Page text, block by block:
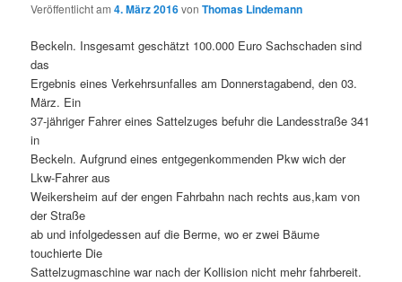
Veröffentlicht am4. März 2016vonThomas Lindemann
Beckeln. Insgesamt geschätzt 100.000 Euro Sachschaden sind
das
Ergebnis eines Verkehrsunfalles am Donnerstagabend, den 03.
März. Ein
37-jähriger Fahrer eines Sattelzuges befuhr die Landesstraße 341
in
Beckeln. Aufgrund eines entgegenkommenden Pkw wich der
Lkw-Fahrer aus
Weikersheim auf der engen Fahrbahn nach rechts aus,kam von
der Straße
ab und infolgedessen auf die Berme, wo er zwei Bäume
touchierte Die
Sattelzugmaschine war nach der Kollision nicht mehr fahrbereit.